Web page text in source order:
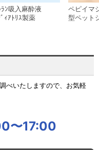
ﾝ吸入麻酔液
ﾞｨｱﾄﾘｽ製薬
ペピイマ
型ペット
べいたしますので、お気軽
〜17:00